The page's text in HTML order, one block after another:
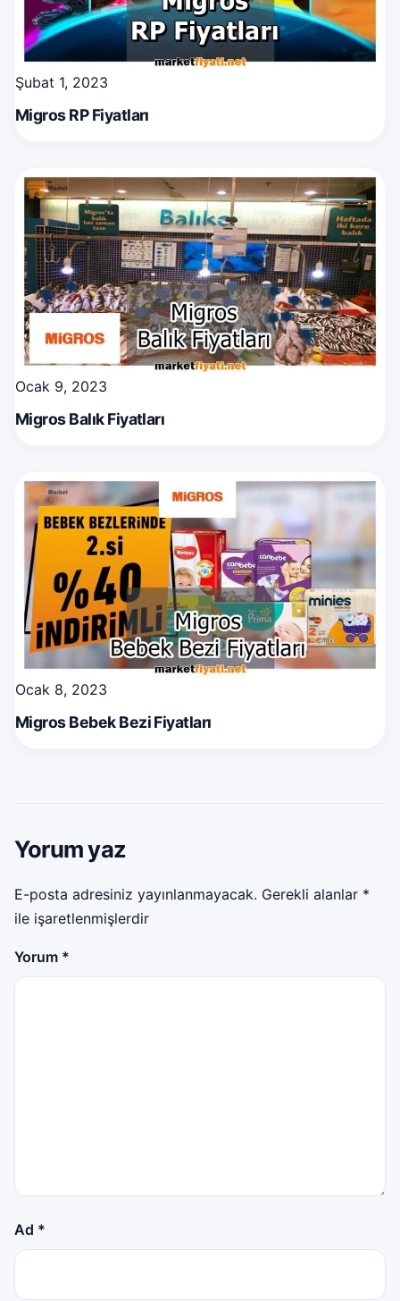
Şubat 1, 2023
Migros RP Fiyatları
Ocak 9, 2023
Migros Balık Fiyatları
Ocak 8, 2023
Migros Bebek Bezi Fiyatları
Yorum yaz
E-posta adresiniz yayınlanmayacak. Gerekli alanlar *
ile işaretlenmişlerdir
Yorum *
Ad *